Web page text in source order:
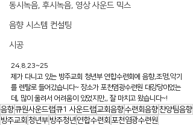
동시녹음, 후시녹음, 영상 사운드 믹스
음향 시스템 컨설팅
시공
24.8.23~25
제가 다니고 있는 방주교회 청년부 연합수련회에 음향,조명,악기
를 렌탈로 들어갔습니다~ 장소가 포천염광수련원 대강당이었는
데, 많이 울려서 어려움이 있었지만,, 잘 마치고 왔습니다~!
음향큐원사운드랩큐1 사운드랩 교회음향수련회음향찬양팀음향
방주교회 청년부 방주청년 연합수련회 포천염광수련원